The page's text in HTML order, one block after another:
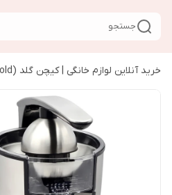
جستجو
خرید آنلاین لوازم خانگی | کیچن گلد (Kitchen Gold)